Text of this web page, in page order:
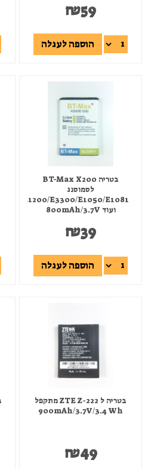
₪59
הוספה לעגלה
בטריה BT-Max X200
לסמוסנג
E1200/E3300/E1050/E1081
ועוד 800mAh/3.7V
₪39
הוספה לעגלה
בטריה ל ZTE Z-222 מתקפל
900mAh/3.7V/3.4 Wh
₪49